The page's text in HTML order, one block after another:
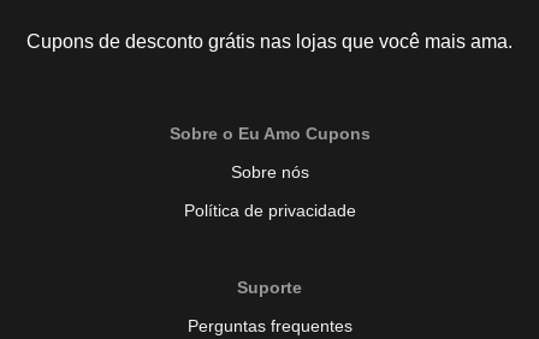
Cupons de desconto grátis nas lojas que você mais ama.
Sobre o Eu Amo Cupons
Sobre nós
Política de privacidade
Suporte
Perguntas frequentes